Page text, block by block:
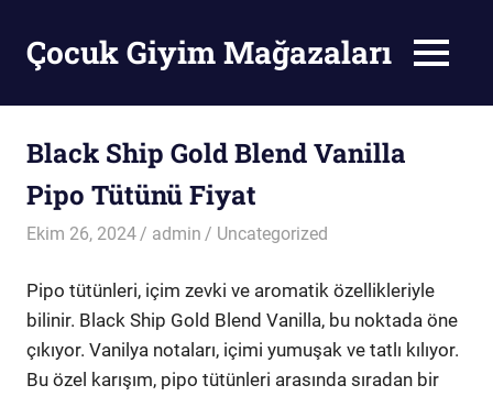
contentÇocuk Giyim Mağazaları
Mağazaları
MENU
Black Ship Gold Blend Vanilla
Pipo Tütünü Fiyat
Ekim 26, 2024 admin Uncategorized
Pipo tütünleri, içim zevki ve aromatik özellikleriyle
bilinir. Black Ship Gold Blend Vanilla, bu noktada öne
çıkıyor. Vanilya notaları, içimi yumuşak ve tatlı kılıyor.
Bu özel karışım, pipo tütünleri arasında sıradan bir